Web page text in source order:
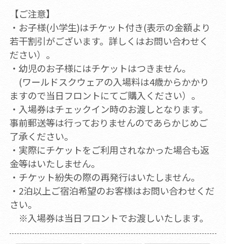
【ご注意】
・お子様(小学生)はチケット付き(表示の金額より
若干割引がございます。詳しくはお問い合わせく
ださい）。
・幼児のお子様にはチケットはつきません。
(ワールドスクウェアの入場料は4歳からかかり
ますので当日フロントにてご購入ください）。
・入場券はチェックイン時のお渡しとなります。
事前郵送等は行っておりませんのであらかじめご
了承ください。
・実際にチケットをご利用されなかった場合も返
金等はいたしません。
・チケット紛失の際の再発行はいたしません。
・2泊以上ご宿泊希望のお客様はお問い合わせくだ
さい。
※入場券は当日フロントでお渡しいたします。